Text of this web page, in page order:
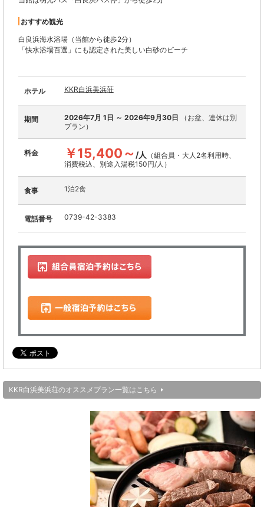
おすすめ観光
白良浜海水浴場（当館から徒歩2分）
「快水浴場百選」にも認定された美しい白砂のビーチ
ホテル KKR白浜美浜荘
期間 2026年7月 1日 ～ 2026年9月30日
（お盆、連休は別
プラン）
料金 ￥15,400～ /人
（組合員・大人2名利用時、
消費税込、別途入湯税150円/人）
食事 1泊2食
電話番号 0739-42-3383
KKR白浜美浜荘のオススメプラン一覧はこちら